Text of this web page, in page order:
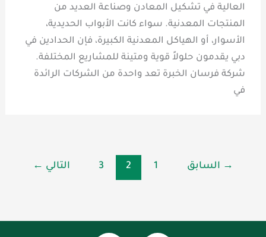
العالية في تشكيل المعادن وصناعة العديد من
المنتجات المعدنية. سواء كانت الأبواب الحديدية،
الأسوار، أو الهياكل المعدنية الكبيرة، فإن الحدادين في
دبي يقدمون حلولاً قوية ومتينة للمشاريع المختلفة.
شركة فرسان الخبرة تعد واحدة من الشركات الرائدة
في
→ السابق 1
2
3 التالي ←